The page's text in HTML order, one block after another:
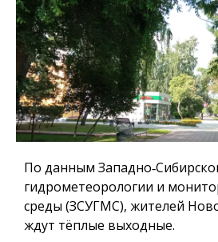
По данным
гидрометеорологии и
среды (ЗСУГМС), жителей
ждут тёплые выходные.